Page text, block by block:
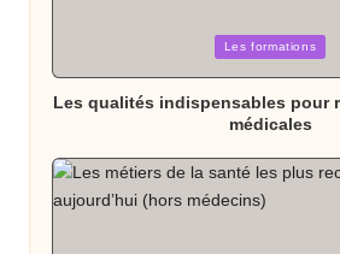
Les formations
Les qualités indispensables pour
médicales